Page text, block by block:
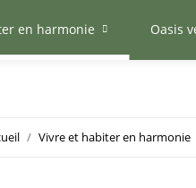
en harmonie Oasis
Vivre et habiter en harmonie